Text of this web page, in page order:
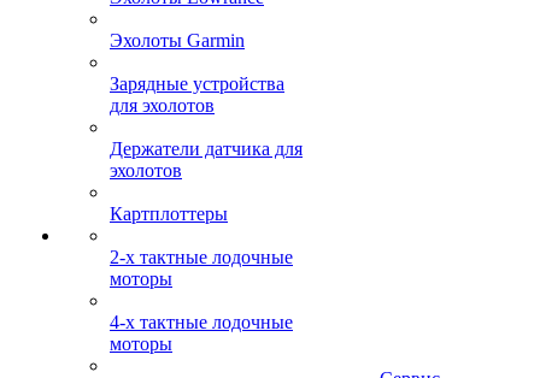
Эхолоты Garmin
Зарядные устройства
для эхолотов
Держатели датчика для
эхолотов
Картплоттеры
2-х тактные лодочные
моторы
4-х тактные лодочные
моторы